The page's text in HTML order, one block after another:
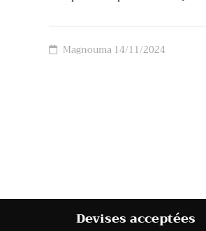
Magnouma 14/11/2024
Devises acceptées